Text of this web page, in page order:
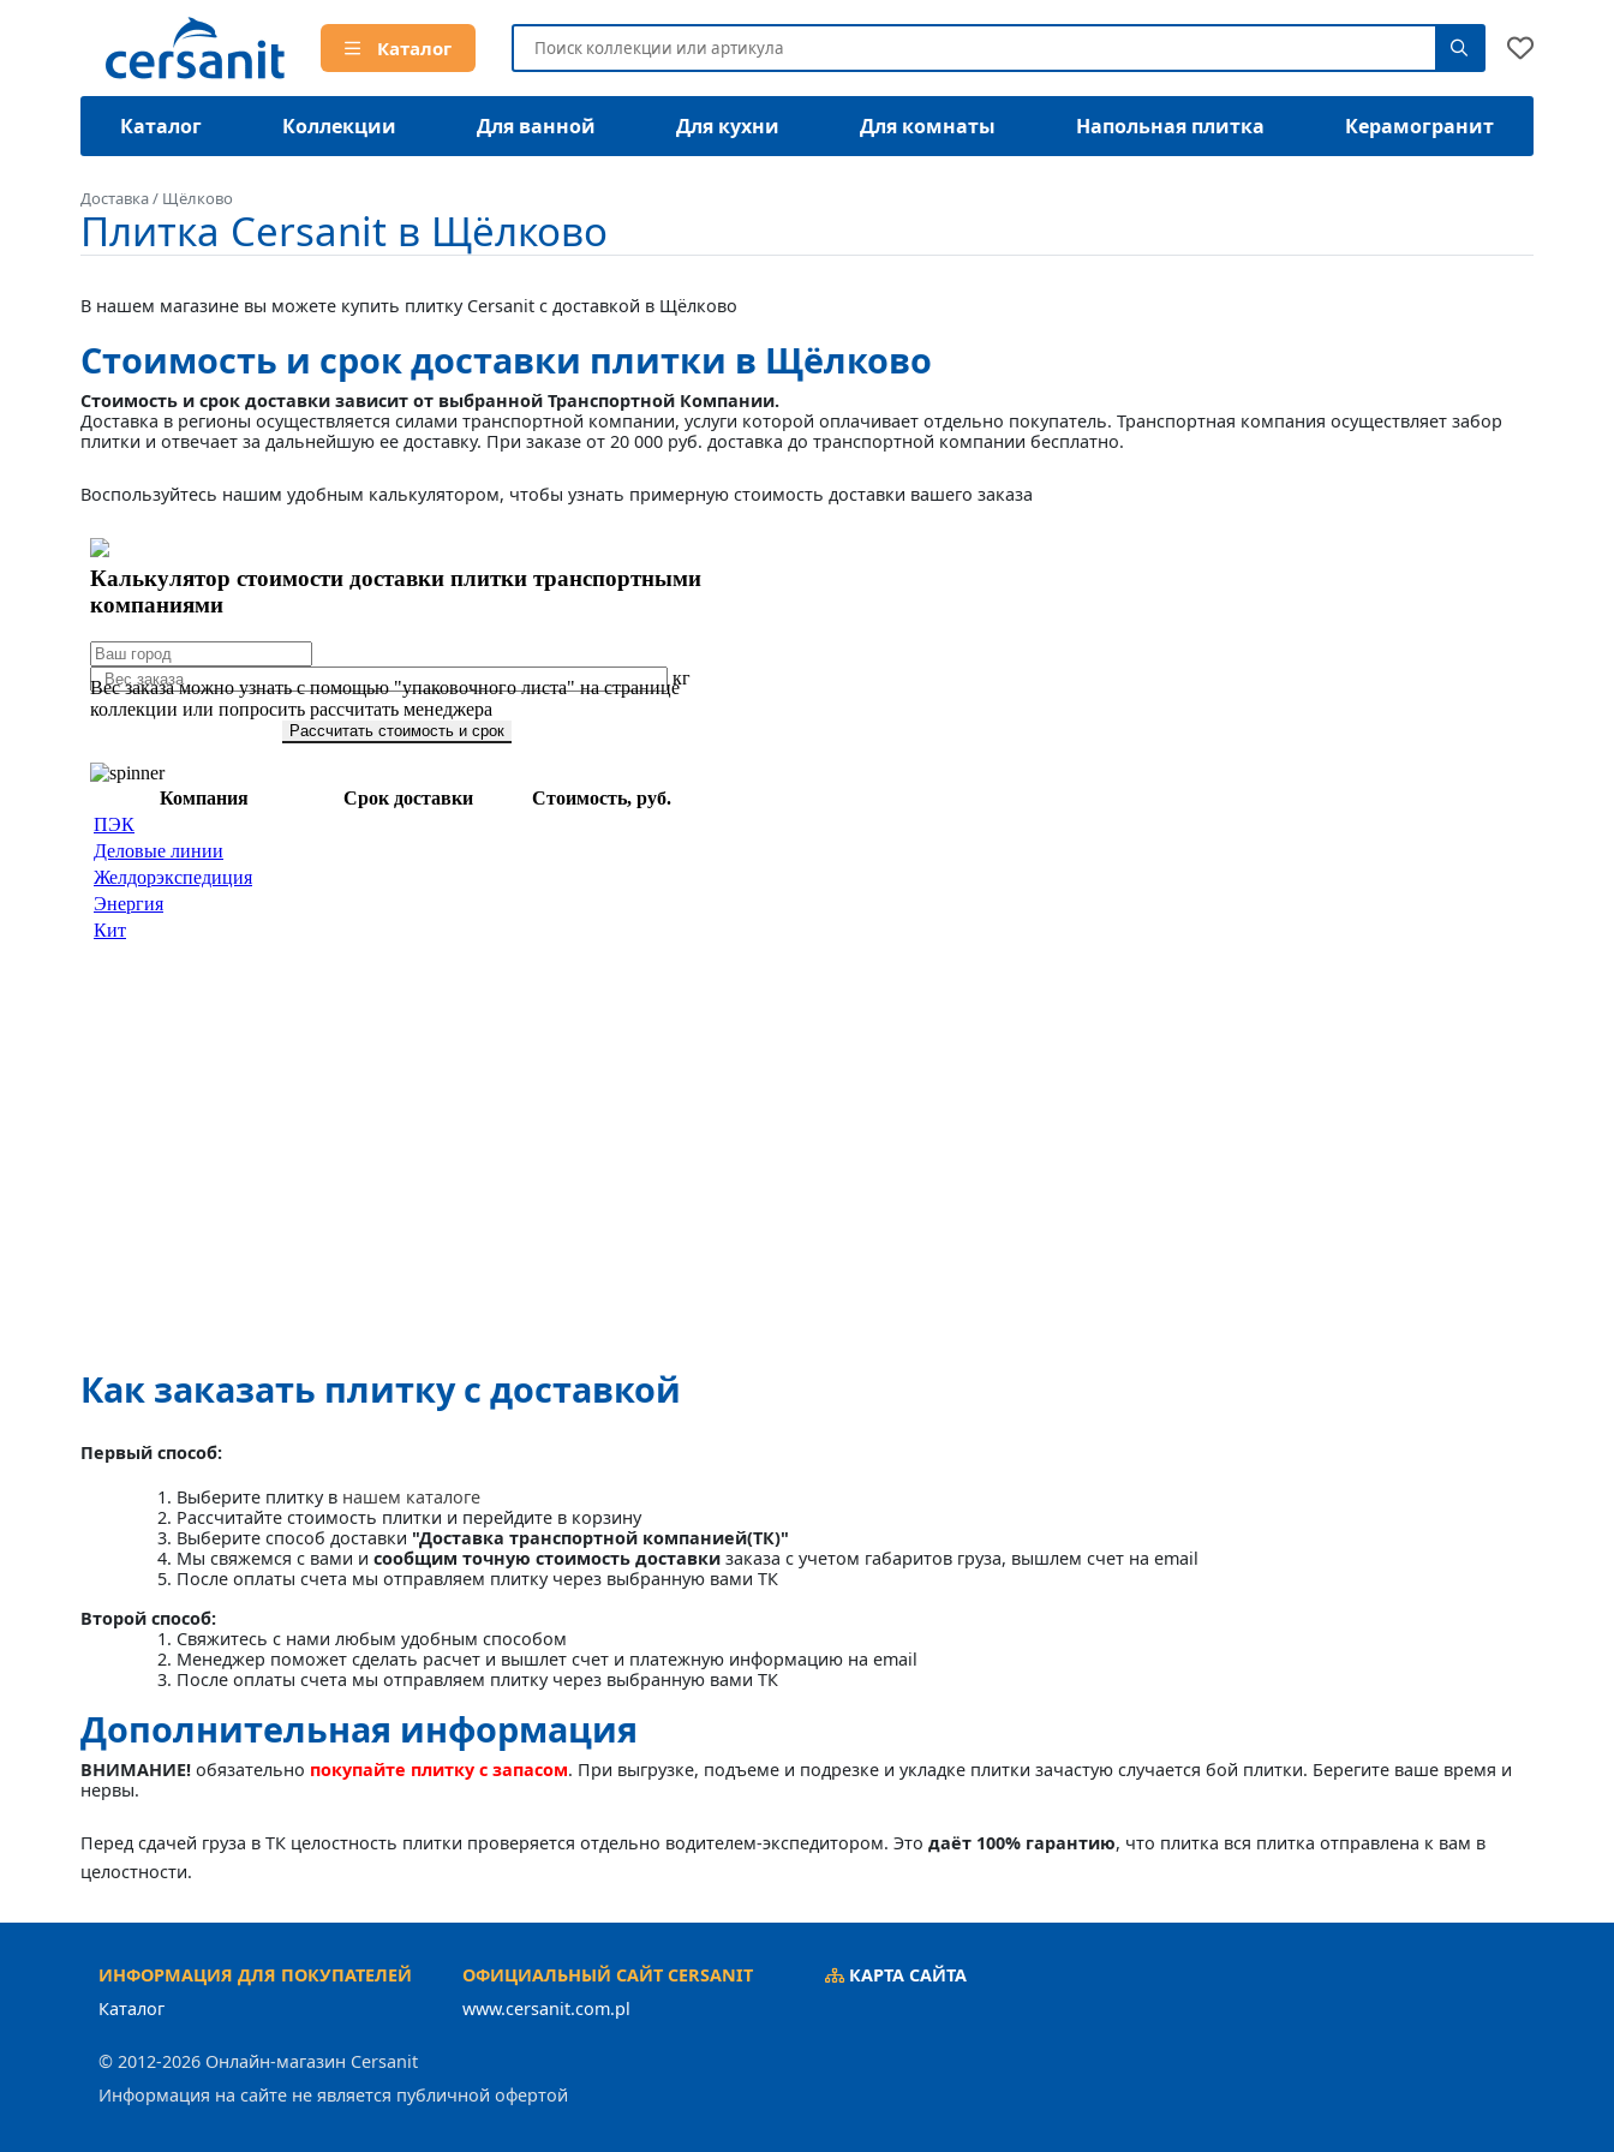
Каталог
Каталог Коллекции Для ванной Для кухни Для комнаты Напольная плитка Керамогранит
Доставка/ Щёлково
Плитка Cersanit в Щёлково
В нашем магазине вы можете купить плитку Cersanit с доставкой в Щёлково
Стоимость и срок доставки плитки в Щёлково
Стоимость и срок доставки зависит от выбранной Транспортной Компании.
Доставка в регионы осуществляется силами транспортной компании, услуги которой оплачивает отдельно покупатель. Транспортная компания осуществляет забор
плитки и отвечает за дальнейшую ее доставку. При заказе от 20 000 руб. доставка до транспортной компании бесплатно.
Воспользуйтесь нашим удобным калькулятором, чтобы узнать примерную стоимость доставки вашего заказа
Как заказать плитку с доставкой
Первый способ:
Выберите плитку в нашем каталоге
Рассчитайте стоимость плитки и перейдите в корзину
Выберите способ доставки "Доставка транспортной компанией(ТК)"
Мы свяжемся с вами и сообщим точную стоимость доставки заказа с учетом габаритов груза, вышлем счет на email
После оплаты счета мы отправляем плитку через выбранную вами ТК
Второй способ:
Свяжитесь с нами любым удобным способом
Менеджер поможет сделать расчет и вышлет счет и платежную информацию на email
После оплаты счета мы отправляем плитку через выбранную вами ТК
Дополнительная информация
ВНИМАНИЕ! обязательно покупайте плитку с запасом. При выгрузке, подъеме и подрезке и укладке плитки зачастую случается бой плитки. Берегите ваше время и
нервы.
Перед сдачей груза в ТК целостность плитки проверяется отдельно водителем-экспедитором. Это даёт 100% гарантию, что плитка вся плитка отправлена к вам в
целостности.
ИНФОРМАЦИЯ ДЛЯ ПОКУПАТЕЛЕЙ
Каталог
ОФИЦИАЛЬНЫЙ САЙТ CERSANIT
www.cersanit.com.pl
КАРТА САЙТА
© 2012-2026 Онлайн-магазин Cersanit
Информация на сайте не является публичной офертой